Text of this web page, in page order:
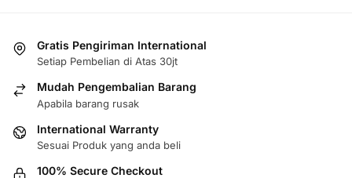
Gratis Pengiriman International
Setiap Pembelian di Atas 30jt
Mudah Pengembalian Barang
Apabila barang rusak
International Warranty
Sesuai Produk yang anda beli
100% Secure Checkout